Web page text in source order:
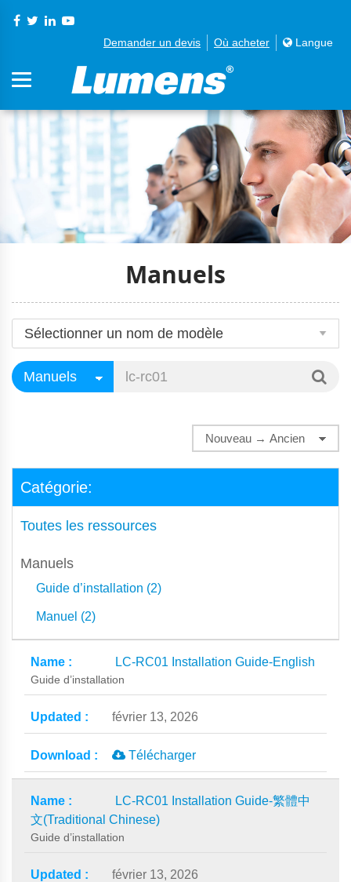
Demander un devis Où acheter Langue
Manuels
Catégorie:
Toutes les ressources
Manuels
Guide d’installation (2)
Manuel (2)
LC-RC01 Installation Guide-English
Guide d’installation
février 13, 2026
Télécharger
LC-RC01 Installation Guide-繁體中
文(Traditional Chinese)
Guide d’installation
février 13, 2026